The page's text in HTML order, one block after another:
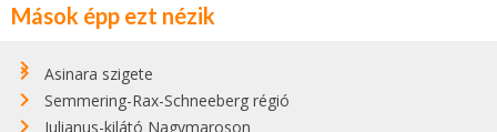
Mások épp ezt nézik
Asinara szigete
Semmering-Rax-Schneeberg régió
Julianus-kilátó Nagymaroson